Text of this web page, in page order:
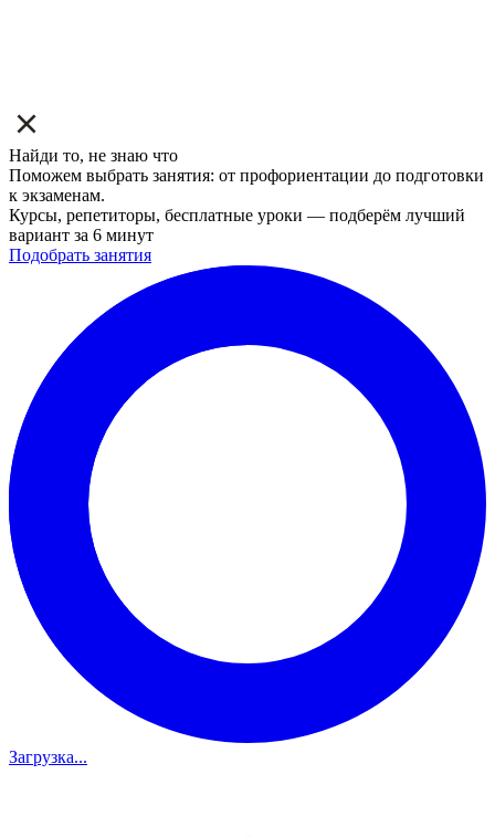
Найди то, не знаю что
Поможем выбрать занятия: от профориентации до подготовки
к экзаменам.
Курсы, репетиторы, бесплатные уроки — подберём лучший
вариант за 6 минут
Подобрать занятия
Загрузка...